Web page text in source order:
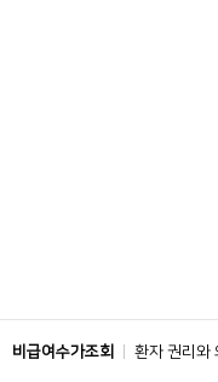
비급여수가조회 환자 권리와